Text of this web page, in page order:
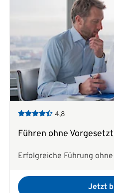
4,8
Führen ohne
Erfolgreiche Führung
Jetzt